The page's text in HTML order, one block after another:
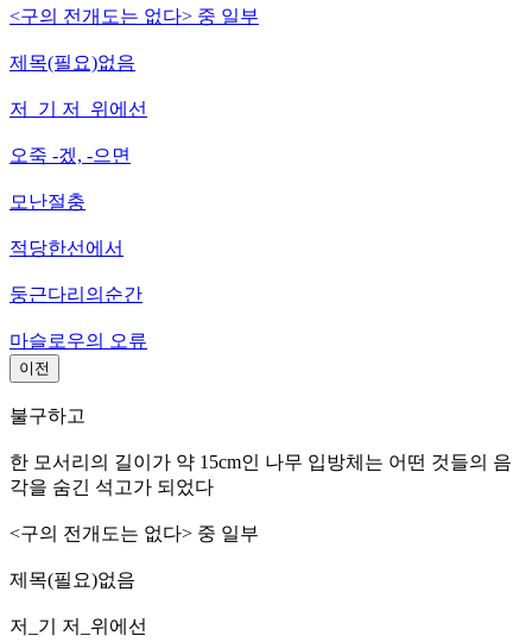
<구의 전개도는 없다> 중 일부
제목(필요)없음
저_기 저_위에선
오죽 -겠, -으면
모난절충
적당한선에서
둥근다리의순간
마슬로우의 오류
이전
불구하고
한 모서리의 길이가 약 15cm인 나무 입방체는 어떤 것들의 음
각을 숨긴 석고가 되었다
<구의 전개도는 없다> 중 일부
제목(필요)없음
저_기 저_위에선